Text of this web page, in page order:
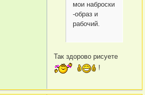
мои наброски
-образ и
рабочий.
Так здорово рисуете
!